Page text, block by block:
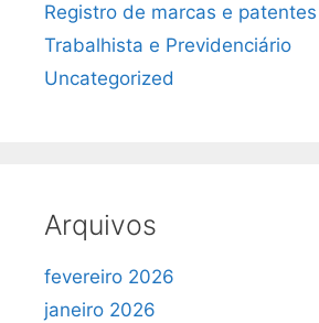
Registro de marcas e patentes
Trabalhista e Previdenciário
Uncategorized
Arquivos
fevereiro 2026
janeiro 2026